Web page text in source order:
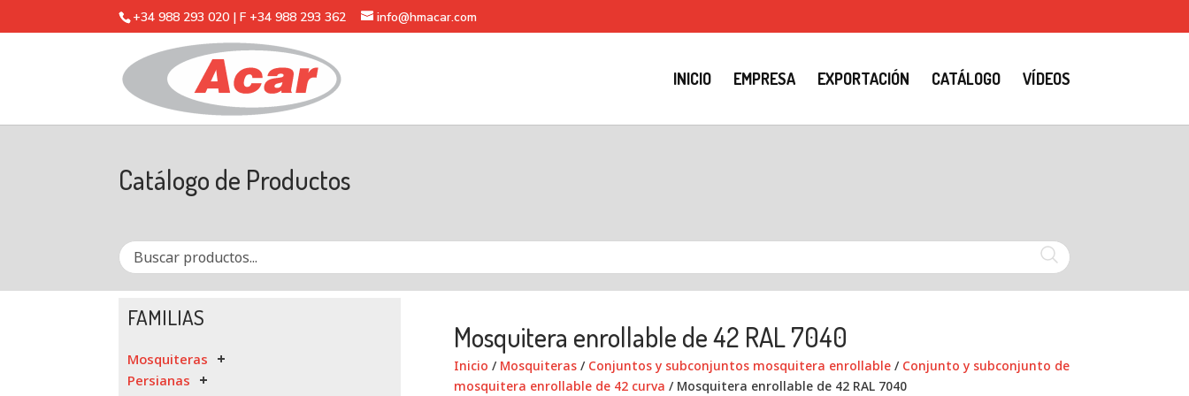
+34 988 293 020 | F +34 988 293 362 info@hmacar.com
INICIO EMPRESA EXPORTACIÓN CATÁLOGO VÍDEOS
Catálogo de Productos
FAMILIAS
Mosquiteras
Persianas
Mosquitera enrollable de 42 RAL 7040
Inicio / Mosquiteras/ Conjuntos y subconjuntos mosquitera enrollable/ Conjunto y subconjunto de
mosquitera enrollable de 42 curva / Mosquitera enrollable de 42 RAL 7040